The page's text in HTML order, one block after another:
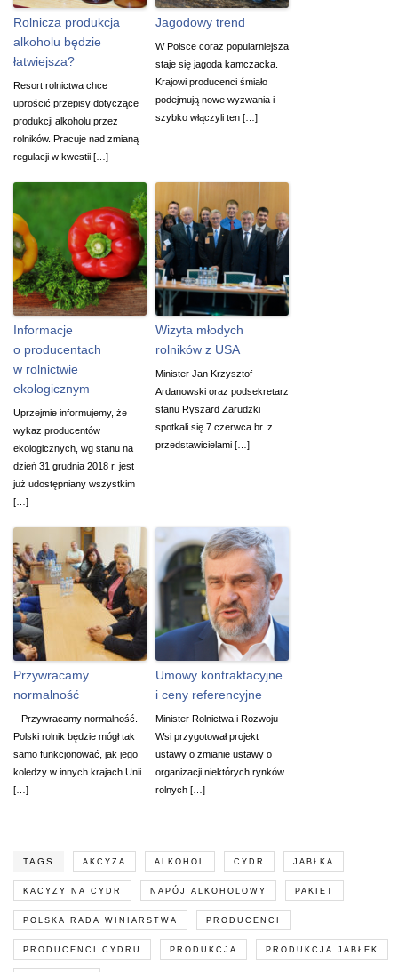
Rolnicza produkcja
alkoholu będzie
łatwiejsza?
Resort rolnictwa chce
uprościć przepisy dotyczące
produkcji alkoholu przez
rolników. Pracuje nad zmianą
regulacji w kwestii […]
Jagodowy trend
W Polsce coraz popularniejsza
staje się jagoda kamczacka.
Krajowi producenci śmiało
podejmują nowe wyzwania i
szybko włączyli ten […]
Informacje
o producentach
w rolnictwie
ekologicznym
Uprzejmie informujemy, że
wykaz producentów
ekologicznych, wg stanu na
dzień 31 grudnia 2018 r. jest
już udostępniany wszystkim
[…]
Wizyta młodych
rolników z USA
Minister Jan Krzysztof
Ardanowski oraz podsekretarz
stanu Ryszard Zarudzki
spotkali się 7 czerwca br. z
przedstawicielami […]
Przywracamy
normalność
– Przywracamy normalność.
Polski rolnik będzie mógł tak
samo funkcjonować, jak jego
koledzy w innych krajach Unii
[…]
Umowy kontraktacyjne
i ceny referencyjne
Minister Rolnictwa i Rozwoju
Wsi przygotował projekt
ustawy o zmianie ustawy o
organizacji niektórych rynków
rolnych […]
TAGS AKCYZA ALKOHOL CYDR JABŁKA
KACYZY NA CYDR NAPÓJ ALKOHOLOWY PAKIET
POLSKA RADA WINIARSTWA PRODUCENCI
PRODUCENCI CYDRU PRODUKCJA PRODUKCJA JABŁEK